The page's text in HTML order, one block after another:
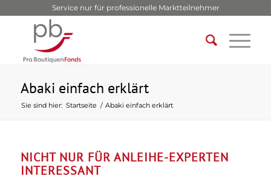
Service nur für professionelle Marktteilnehmer
Abaki einfach erklärt
Sie sind hier: Startseite / Abaki einfach erklärt
NICHT NUR FÜR ANLEIHE-EXPERTEN
INTERESSANT